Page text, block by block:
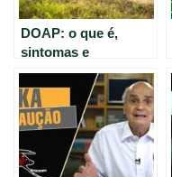
DOAP: o que é,
sintomas e
tratamento.